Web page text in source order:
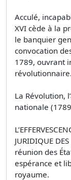
Acculé,
XVI cède à la
le banquier
convocation
1789, ouvrant
La Révolution,
nationale
JURIDIQUE
réunion des
espérance et
royaume.